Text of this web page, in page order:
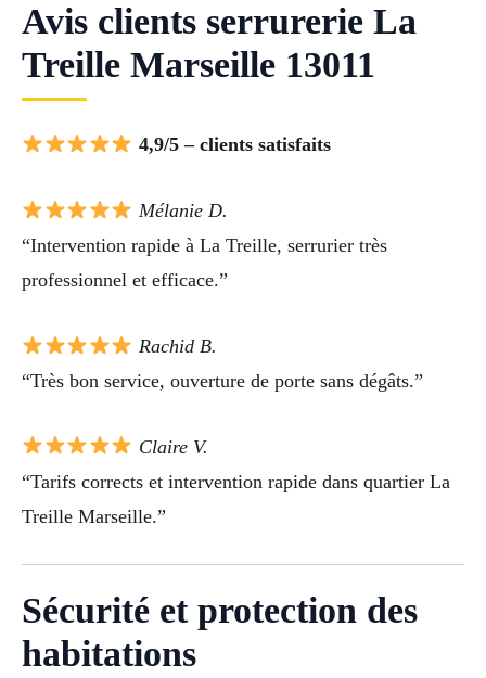
Avis clients serrurerie La
Treille Marseille 13011
4,9/5 – clients satisfaits
Mélanie D.
“Intervention rapide à La Treille, serrurier très
professionnel et efficace.”
Rachid B.
“Très bon service, ouverture de porte sans dégâts.”
Claire V.
“Tarifs corrects et intervention rapide dans quartier La
Treille Marseille.”
Sécurité et protection des
habitations